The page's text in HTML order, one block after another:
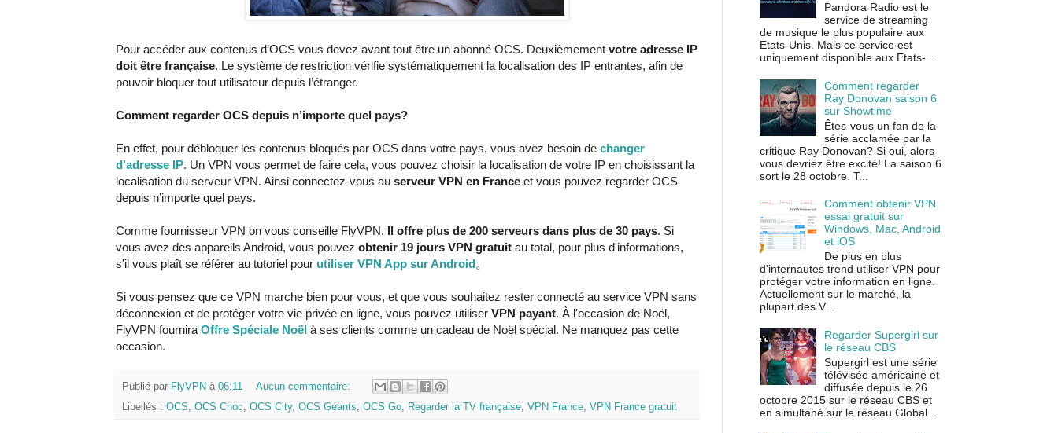
Pour accéder aux contenus d’OCS vous devez avant tout être un abonné OCS. Deuxièmement votre adresse IP
doit être française. Le système de restriction vérifie systématiquement la localisation des IP entrantes, afin de
pouvoir bloquer tout utilisateur depuis l’étranger.
Comment regarder OCS depuis n’importe quel pays?
En effet, pour débloquer les contenus bloqués par OCS dans votre pays, vous avez besoin de changer
d'adresse IP. Un VPN vous permet de faire cela, vous pouvez choisir la localisation de votre IP en choisissant la
localisation du serveur VPN. Ainsi connectez-vous au serveur VPN en France et vous pouvez regarder OCS
depuis n’importe quel pays.
Comme fournisseur VPN on vous conseille FlyVPN. Il offre plus de 200 serveurs dans plus de 30 pays. Si
vous avez des appareils Android, vous pouvez obtenir 19 jours VPN gratuit au total, pour plus d'informations,
s'il vous plaît se référer au tutoriel pour utiliser VPN App sur Android。
Si vous pensez que ce VPN marche bien pour vous, et que vous souhaitez rester connecté au service VPN sans
déconnexion et de protéger votre vie privée en ligne, vous pouvez utiliser VPN payant. À l'occasion de Noël,
FlyVPN fournira Offre Spéciale Noël à ses clients comme un cadeau de Noël spécial. Ne manquez pas cette
occasion.
Publié par FlyVPN à 06:11
Aucun commentaire:
Libellés : OCS, OCS Choc, OCS City, OCS Géants, OCS Go, Regarder la TV française, VPN France, VPN France gratuit
Pandora Radio est le
service de streaming
de musique le plus populaire aux
Etats-Unis. Mais ce service est
uniquement disponible aux Etats-...
Comment regarder
Ray Donovan saison 6
sur Showtime
Êtes-vous un fan de la
série acclamée par la
critique Ray Donovan? Si oui, alors
vous devriez être excité! La saison 6
sort le 28 octobre. T...
Comment obtenir VPN
essai gratuit sur
Windows, Mac, Android
et iOS
De plus en plus
d'internautes trend utiliser VPN pour
protéger votre information en ligne.
Actuellement sur le marché, la
plupart des V...
Regarder Supergirl sur
le réseau CBS
Supergirl est une série
télévisée américaine et
diffusée depuis le 26
octobre 2015 sur le réseau CBS et
en simultané sur le réseau Global...